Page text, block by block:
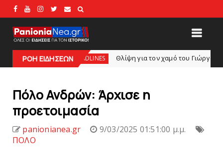
ΡΟΗ ΕΙΔΗΣΕΩΝ
HEADLINES Θλίψη για τον χαμό του Γιώργου Mαρσέλλου
Πόλo Ανδρών: Άρχισε η
προετοιμασία
panionianea.gr
9/03/2025 01:51:00 μ.μ.
ΠΟΛΟ